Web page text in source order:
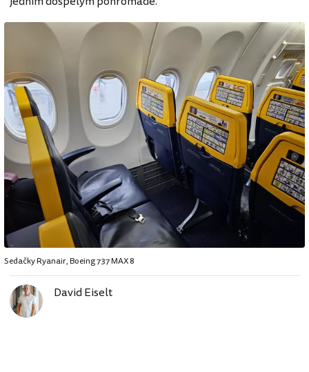
Sedačky Ryanair, Boeing 737 MAX 8
David Eiselt